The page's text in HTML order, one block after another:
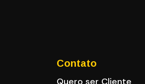
Contato
Quero ser Cliente